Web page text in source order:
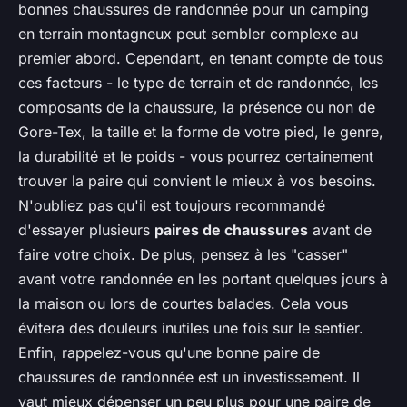
bonnes chaussures de randonnée pour un camping
en terrain montagneux peut sembler complexe au
premier abord. Cependant, en tenant compte de tous
ces facteurs - le type de terrain et de randonnée, les
composants de la chaussure, la présence ou non de
Gore-Tex, la taille et la forme de votre pied, le genre,
la durabilité et le poids - vous pourrez certainement
trouver la paire qui convient le mieux à vos besoins.
N'oubliez pas qu'il est toujours recommandé
d'essayer plusieurs paires de chaussures avant de
faire votre choix. De plus, pensez à les "casser"
avant votre randonnée en les portant quelques jours à
la maison ou lors de courtes balades. Cela vous
évitera des douleurs inutiles une fois sur le sentier.
Enfin, rappelez-vous qu'une bonne paire de
chaussures de randonnée est un investissement. Il
vaut mieux dépenser un peu plus pour une paire de